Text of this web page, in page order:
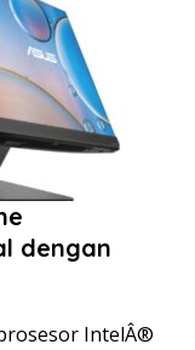
dengan
IntelÂ®